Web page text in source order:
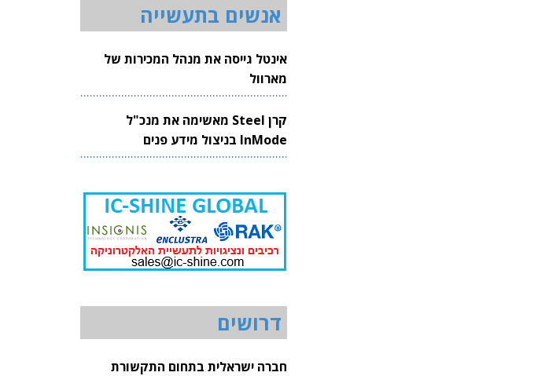
אנשים בתעשייה
אינטל גייסה את מנהל המכירות של
מארוול
קרן Steel מאשימה את מנכ"ל
InMode בניצול מידע פנים
דרושים
חברה ישראלית בתחום התקשורת